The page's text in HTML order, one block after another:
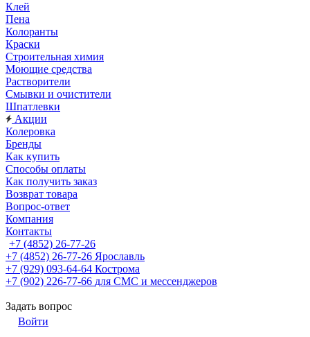
Клей
Пена
Колоранты
Краски
Строительная химия
Моющие средства
Растворители
Смывки и очистители
Шпатлевки
Акции
Колеровка
Бренды
Как купить
Способы оплаты
Как получить заказ
Возврат товара
Вопрос-ответ
Компания
Контакты
+7 (4852) 26-77-26
+7 (4852) 26-77-26 Ярославль
+7 (929) 093-64-64 Кострома
+7 (902) 226-77-66 для СМС и мессенджеров
Задать вопрос
Войти